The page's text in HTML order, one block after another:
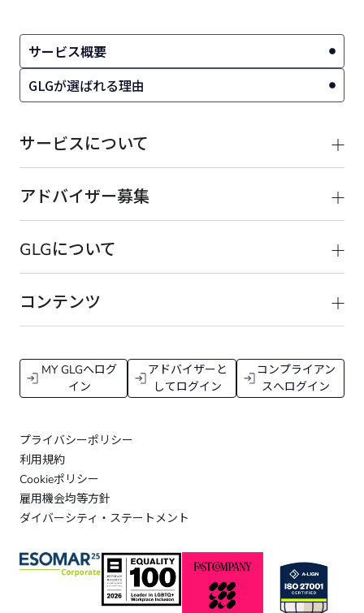
サービス概要
GLGが選ばれる理由
サービスについて
アドバイザー募集
GLGについて
コンテンツ
MY GLGへログ
イン
アドバイザーと
してログイン
コンプライアン
スへログイン
プライバシーポリシー
利用規約
Cookieポリシー
雇用機会均等方針
ダイバーシティ・ステートメント